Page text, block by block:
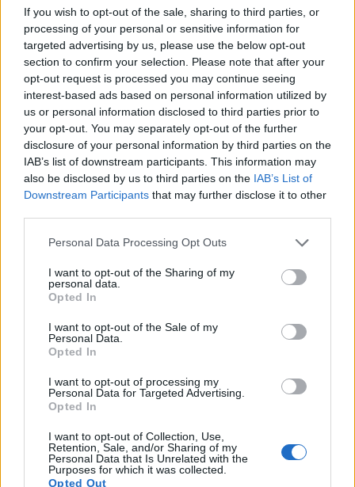
If you wish to opt-out of the sale, sharing to third parties, or
processing of your personal or sensitive information for
targeted advertising by us, please use the below opt-out
section to confirm your selection. Please note that after your
opt-out request is processed you may continue seeing
interest-based ads based on personal information utilized by
us or personal information disclosed to third parties prior to
your opt-out. You may separately opt-out of the further
disclosure of your personal information by third parties on the
IAB’s list of downstream participants. This information may
also be disclosed by us to third parties on the IAB’s List of
Downstream Participants that may further disclose it to other
Please note that this website/app uses one or more Google
not limited to your visit or usage behaviour. You may click to
grant or deny consent to Google and its third-party tags to
use your data for below specified purposes in below Google
consent section.
Personal Data Processing Opt Outs
I want to opt-out of the Sharing of my
personal data.
Opted In
I want to opt-out of the Sale of my
Personal Data.
Opted In
I want to opt-out of processing my
Personal Data for Targeted Advertising.
Opted In
I want to opt-out of Collection, Use,
Retention, Sale, and/or Sharing of my
Personal Data that Is Unrelated with the
Purposes for which it was collected.
Opted Out
показују да може појачати имунолошку
функцију смањењем оксидативног стреса и
упале. Ови фактори могу ослабити одбрамбене
снаге организма. МСМ помаже у производњи
глутатиона, кључног антиоксиданса,
подржавајући јачи имуни одговор.
Редовна употреба МСМ-а може ојачати имуни
систем. Улога метил сулфонил метана у
имунитету добија све већу пажњу. Познат је по
томе што помаже у контроли упале, што је
неопходно када се суочавамо са стресним
факторима из околине и патогенима.
Додавање МСМ-а у вашу дневну рутину може
фокусирани на здравље имунитета, МСМ је
вредан додатак. Може бити кључни део плана за
Утицај МСМ-а на здравље коже
Метил сулфонил метан (МСМ) је
револуционарни састојак у нези коже,
пружајући и козметичке и дерматолошке
предности. Познат је по својој способности да